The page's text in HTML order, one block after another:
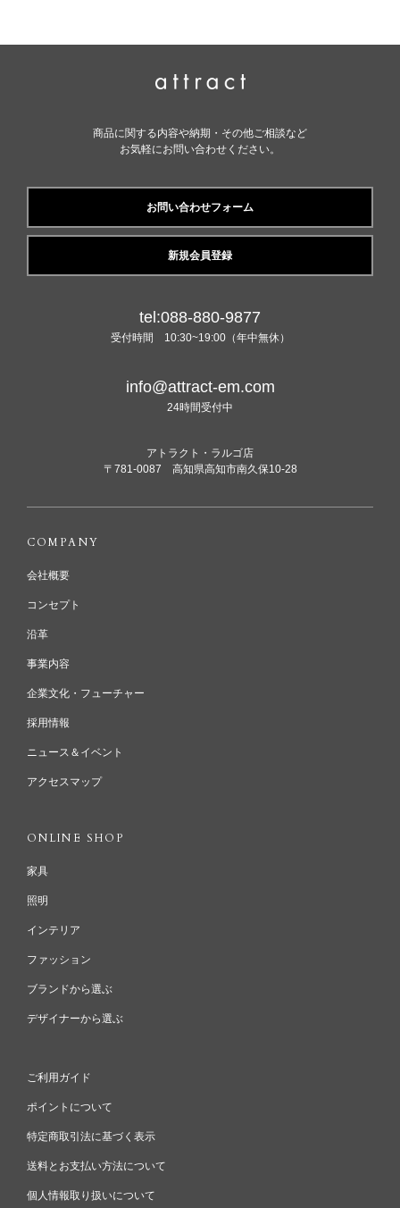
商品に関する内容や納期・その他ご相談など
お気軽にお問い合わせください。
お問い合わせフォーム
新規会員登録
tel:088-880-9877
受付時間 10:30~19:00（年中無休）
info@attract-em.com
24時間受付中
アトラクト・ラルゴ店
〒781-0087 高知県高知市南久保10-28
COMPANY
会社概要
コンセプト
沿革
事業内容
企業文化・フューチャー
採用情報
ニュース＆イベント
アクセスマップ
ONLINE SHOP
家具
照明
インテリア
ファッション
ブランドから選ぶ
デザイナーから選ぶ
ご利用ガイド
ポイントについて
特定商取引法に基づく表示
送料とお支払い方法について
個人情報取り扱いについて